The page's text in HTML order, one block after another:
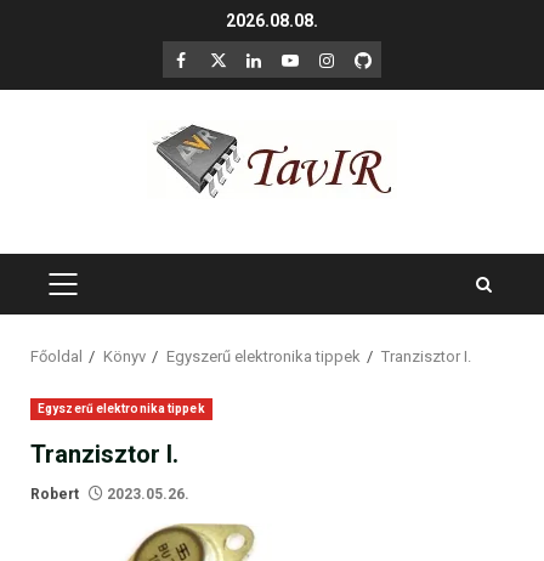
2026.08.08.
F X LinkedIn
YouTubeInstagram
GitHub
PRIMARY
Főoldal Könyv Egyszerű elektronika tippek Tranzisztor I.
Egyszerű elektronika tippek
Tranzisztor I.
Robert 2023.05.26.